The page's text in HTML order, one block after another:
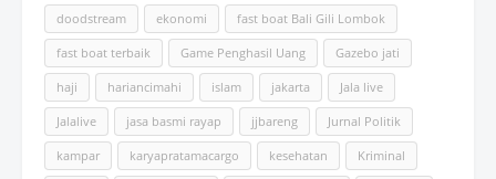
doodstream ekonomi fast boat Bali Gili Lombok
fast boat terbaik Game Penghasil Uang Gazebo jati
haji hariancimahi islam jakarta Jala live
Jalalive jasa basmi rayap jjbareng Jurnal Politik
kampar karyapratamacargo kesehatan Kriminal